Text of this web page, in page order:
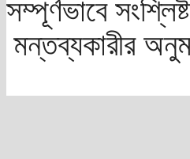
সম্পূর্ণভাবে
মন্তব্যকারীর